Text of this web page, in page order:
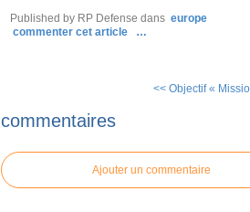
Published by RP Defense dans europe
commenter cet article
…
<< Objectif «
commentaires
Ajouter un commentaire